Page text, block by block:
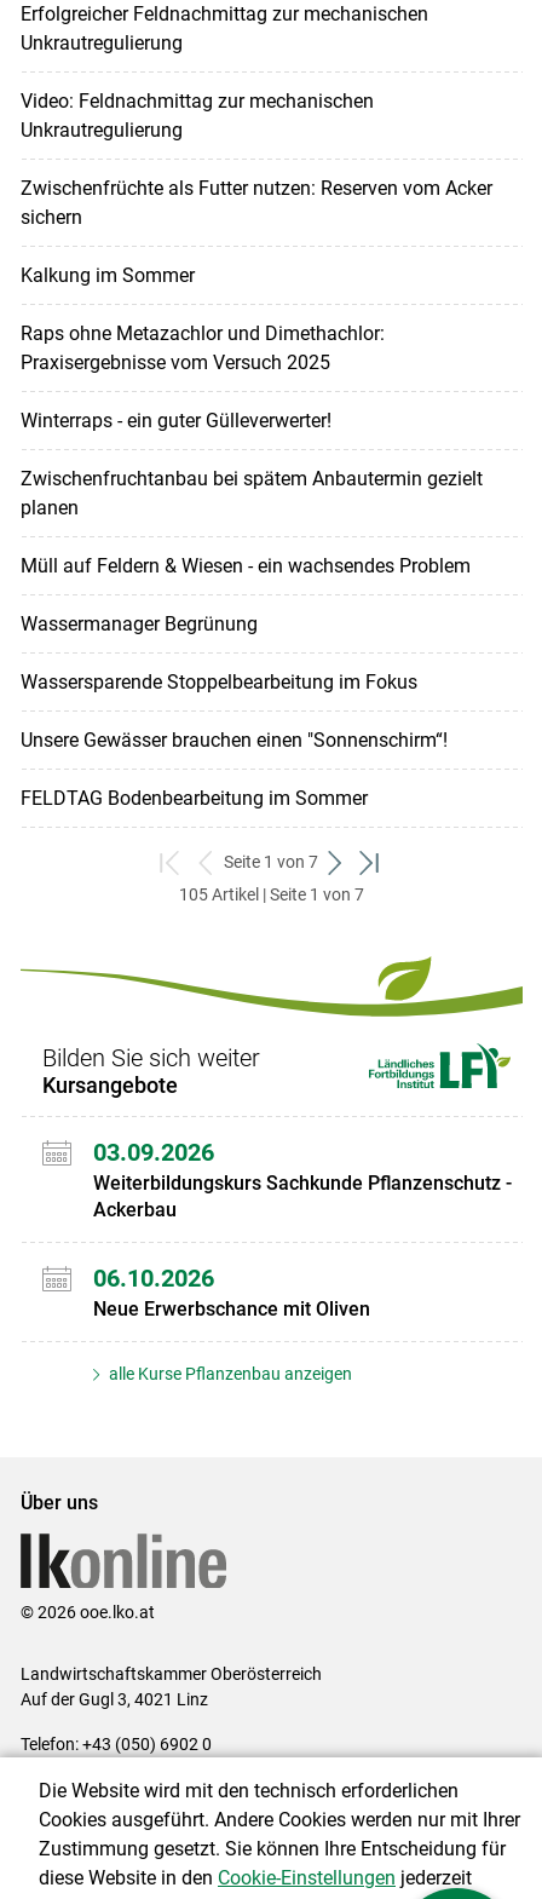
Erfolgreicher Feldnachmittag zur mechanischen
Unkrautregulierung
Video: Feldnachmittag zur mechanischen
Unkrautregulierung
Zwischenfrüchte als Futter nutzen: Reserven vom Acker
sichern
Kalkung im Sommer
Raps ohne Metazachlor und Dimethachlor:
Praxisergebnisse vom Versuch 2025
Winterraps - ein guter Gülleverwerter!
Zwischenfruchtanbau bei spätem Anbautermin gezielt
planen
Müll auf Feldern & Wiesen - ein wachsendes Problem
Wassermanager Begrünung
Wassersparende Stoppelbearbeitung im Fokus
Unsere Gewässer brauchen einen "Sonnenschirm“!
FELDTAG Bodenbearbeitung im Sommer
zum
ersten
zurück
zum
Seite 1 von 7
weiter
zum
zum
105 Artikel | Seite 1 von 7
Bilden Sie sich weiter
Kursangebote
03.09.2026
Weiterbildungskurs Sachkunde Pflanzenschutz -
Ackerbau
06.10.2026
Neue Erwerbschance mit Oliven
alle Kurse Pflanzenbau anzeigen
Über uns
© 2026 ooe.lko.at
Landwirtschaftskammer Oberösterreich
Auf der Gugl 3, 4021 Linz
Telefon: +43 (050) 6902 0
Impressum|Kontakt|Gewinnspiele|Datenschutzerklärung |
Barrierefreiheit
Cookie-Einstellungen
Die Website wird mit den technisch erforderlichen
Cookies ausgeführt. Andere Cookies werden nur mit Ihrer
Zustimmung gesetzt. Sie können Ihre Entscheidung für
diese Website in den Cookie-Einstellungen jederzeit